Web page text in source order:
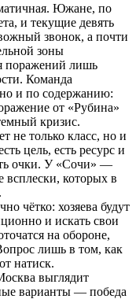
Южане, по
и текущие девять
звонок, а почти
зоны
поражений лишь
Команда
но и по содержанию:
от «Рубина»
кризис.
не только класс, но и
цель, есть ресурс и
очки. У «Сочи» —
всплески, которых в
чётко: хозяева будут
и искать свои
на обороне,
лишь в том, как
натиск.
выглядит
варианты — победа